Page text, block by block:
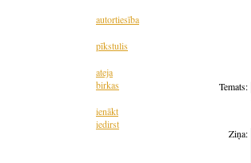
autortiesība
pīkstulis
ateja
birkas
ienākt
iedirst
Temats:
Ziņa: